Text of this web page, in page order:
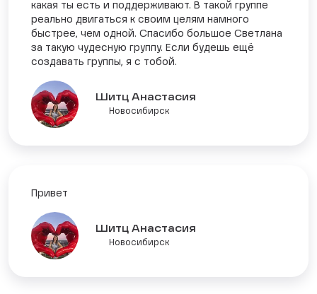
какая ты есть и поддерживают. В такой группе
реально двигаться к своим целям намного
быстрее, чем одной. Спасибо большое Светлана
за такую чудесную группу. Если будешь ещё
создавать группы, я с тобой.
Шитц Анастасия
Новосибирск
Привет
Шитц Анастасия
Новосибирск